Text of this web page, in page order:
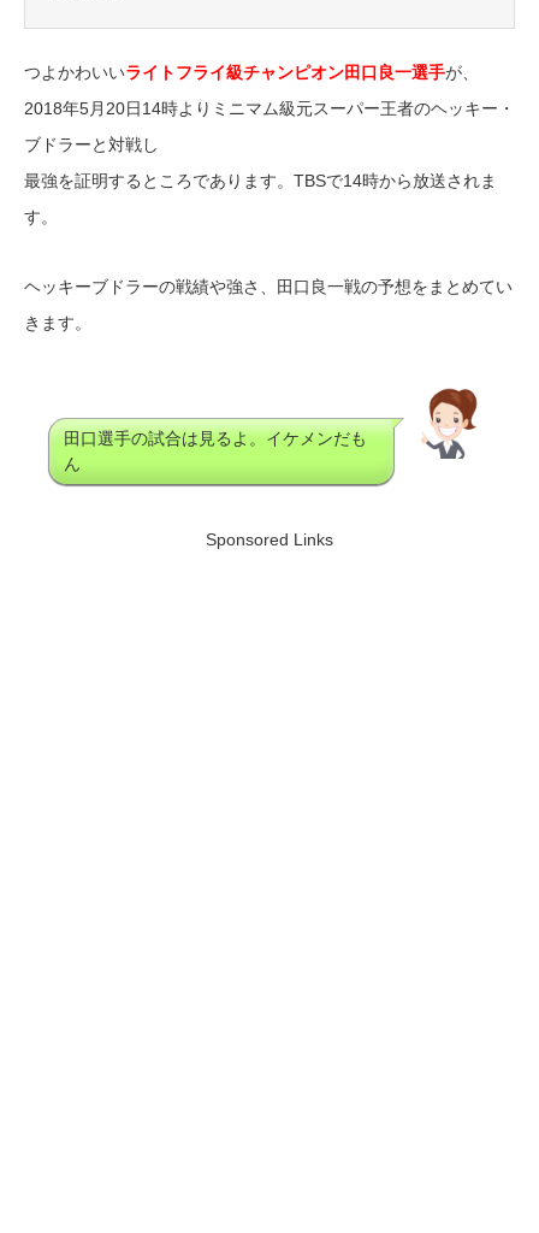
つよかわいいライトフライ級チャンピオン田口良一選手が、
2018年5月20日14時よりミニマム級元スーパー王者のヘッキー・
ブドラーと対戦し
最強を証明するところであります。TBSで14時から放送されま
す。
ヘッキーブドラーの戦績や強さ、田口良一戦の予想をまとめてい
きます。
田口選手の試合は見るよ。イケメンだも
ん
Sponsored Links